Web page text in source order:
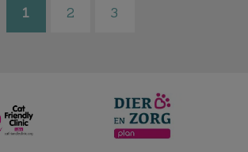
1 2 3